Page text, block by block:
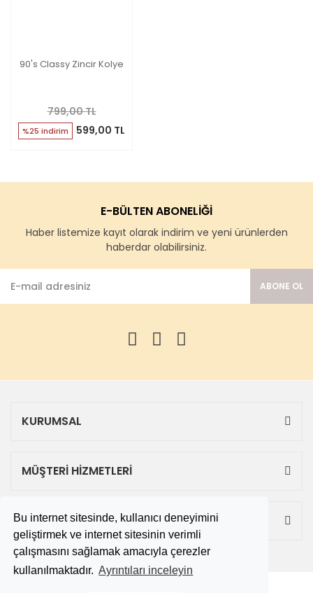
Bu internet sitesinde, kullanıcı deneyimini
geliştirmek ve internet sitesinin verimli
çalışmasını sağlamak amacıyla çerezler
kullanılmaktadır. Ayrıntıları inceleyin
90's Classy Zincir Kolye
799,00 TL
%25 indirim 599,00 TL
E-BÜLTEN ABONELİĞİ
Haber listemize kayıt olarak indirim ve yeni ürünlerden
haberdar olabilirsiniz.
ABONE OL
KURUMSAL
MÜŞTERİ HİZMETLERİ
ALIŞVERİŞ